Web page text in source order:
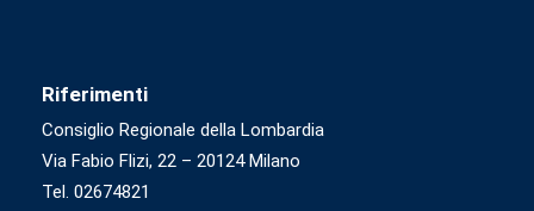
Riferimenti
Consiglio Regionale della Lombardia
Via Fabio Flizi, 22 – 20124 Milano
Tel. 02674821